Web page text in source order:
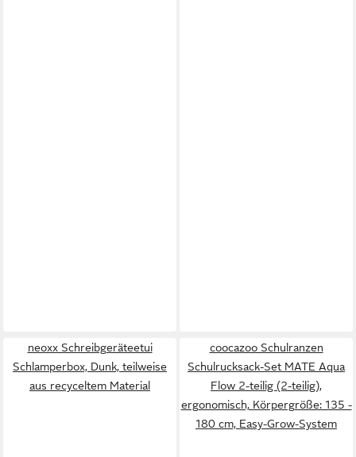
neoxx Schreibgeräteetui
Schlamperbox, Dunk, teilweise
aus recyceltem Material
coocazoo Schulranzen
Schulrucksack-Set MATE Aqua
Flow 2-teilig (2-teilig),
ergonomisch, Körpergröße: 135 -
180 cm, Easy-Grow-System